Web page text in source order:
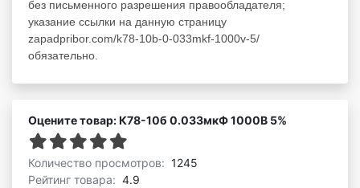
без письменного разрешения правообладателя;
указание ссылки на данную страницу
zapadpribor.com/k78-10b-0-033mkf-1000v-5/
обязательно.
Оцените товар: К78-10б 0.033мкФ 1000В 5%
Количество просмотров: 1245
Рейтинг товара: 4.9